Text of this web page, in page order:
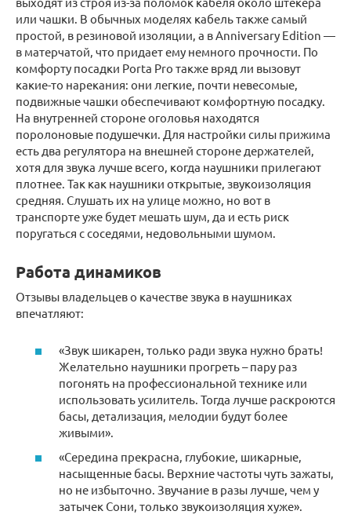
или чашки. В обычных моделях кабель также самый
простой, в резиновой изоляции, а в Anniversary Edition —
в матерчатой, что придает ему немного прочности. По
комфорту посадки Porta Pro также вряд ли вызовут
какие-то нарекания: они легкие, почти невесомые,
подвижные чашки обеспечивают комфортную посадку.
На внутренней стороне оголовья находятся
поролоновые подушечки. Для настройки силы прижима
есть два регулятора на внешней стороне держателей,
хотя для звука лучше всего, когда наушники прилегают
плотнее. Так как наушники открытые, звукоизоляция
средняя. Слушать их на улице можно, но вот в
транспорте уже будет мешать шум, да и есть риск
поругаться с соседями, недовольными шумом.
Работа динамиков
Отзывы владельцев о качестве звука в наушниках
впечатляют:
«Звук шикарен, только ради звука нужно брать!
Желательно наушники прогреть – пару раз
погонять на профессиональной технике или
использовать усилитель. Тогда лучше раскроются
басы, детализация, мелодии будут более
живыми».
«Середина прекрасна, глубокие, шикарные,
насыщенные басы. Верхние частоты чуть зажаты,
но не избыточно. Звучание в разы лучше, чем у
затычек Сони, только звукоизоляция хуже».